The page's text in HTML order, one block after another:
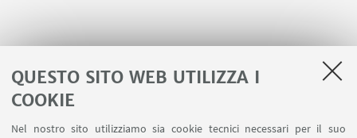
QUESTO SITO WEB UTILIZZA I
COOKIE
Nel nostro sito utilizziamo sia cookie tecnici necessari per il suo